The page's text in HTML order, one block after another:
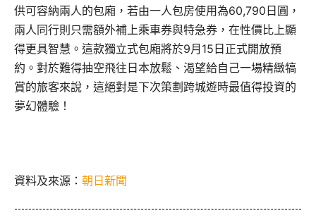
供可容納兩人的包廂，若由一人包房使用為60,790日圓，
兩人同行則只需額外補上乘車券與特急券，在性價比上顯
得更具智慧。這款獨立式包廂將於9月15日正式開放預
約。對於難得抽空飛往日本放鬆、渴望給自己一場精緻犒
賞的旅客來說，這絕對是下次策劃跨城遊時最值得投資的
夢幻體驗！
資料及來源： 朝日新聞